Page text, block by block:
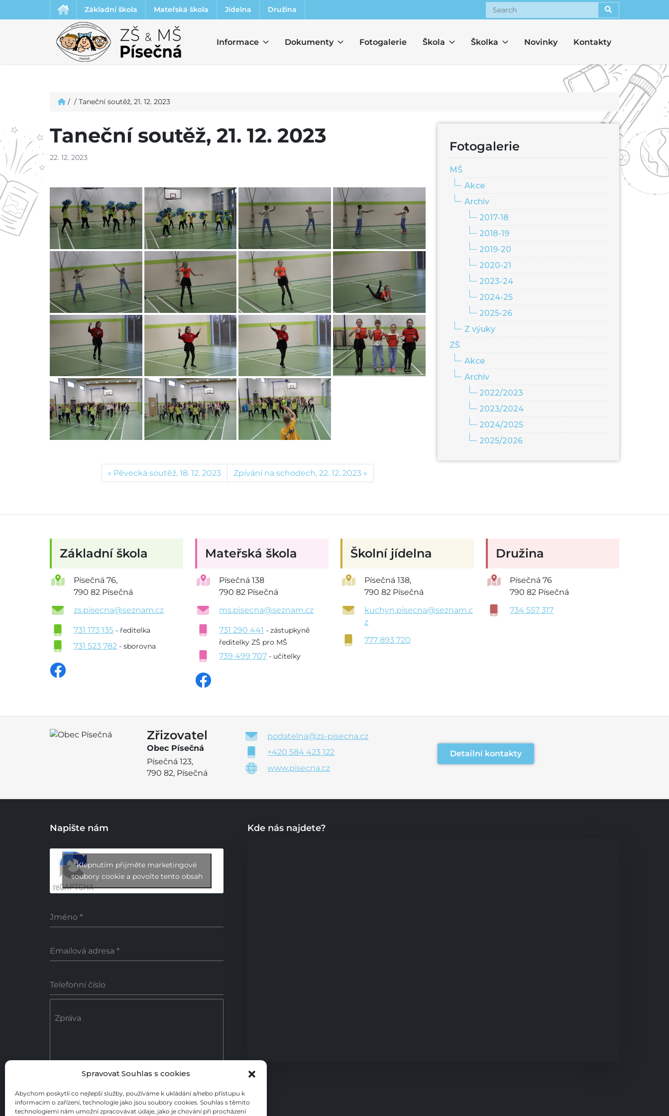
Spravovat Souhlas s cookies
Abychom poskytli co nejlepší služby, používáme k ukládání a/nebo přístupu k
informacím o zařízení, technologie jako jsou soubory cookies. Souhlas s těmito
technologiemi nám umožní zpracovávat údaje, jako je chování při procházení
Základní škola Mateřská škola Jídelna
Družina
Search
Informace Dokumenty Fotogalerie Škola Školka Novinky Kontakty
/ / Taneční soutěž, 21. 12. 2023
Taneční soutěž, 21. 12. 2023
22. 12. 2023
Pěvecká soutěž, 18. 12. 2023 Zpívání na schodech, 22. 12. 2023
Fotogalerie
MŠ
Akce
Archiv
2017-18
2018-19
2019-20
2020-21
2023-24
2024-25
2025-26
Z výuky
ZŠ
Akce
Archiv
2022/2023
2023/2024
2024/2025
2025/2026
Základní škola
Písečná 76,
790 82 Písečná
zs.pisecna@seznam.cz
731 173 135 - ředitelka
731 523 782 - sborovna
Mateřská škola
Písečná 138
790 82 Písečná
ms.pisecna@seznam.cz
731 290 441 - zástupkyně
ředitelky ZŠ pro MŠ
739 499 707 - učitelky
Školní jídelna
Písečná 138,
790 82 Písečná
kuchyn.pisecna@seznam.c
z
777 893 720
Družina
Písečná 76
790 82 Písečná
734 557 317
Zřizovatel
Obec Písečná
Písečná 123,
790 82, Písečná
podatelna@zs-pisecna.cz
+420 584 423 122
www.pisecna.cz
Detailní kontakty
Napište nám
Klepnutím přijměte marketingové
soubory cookie a povolte tento obsah
Jméno *
Emailová adresa *
Telefonní číslo
Zpráva
Poslat zprávu
Kde nás najdete?